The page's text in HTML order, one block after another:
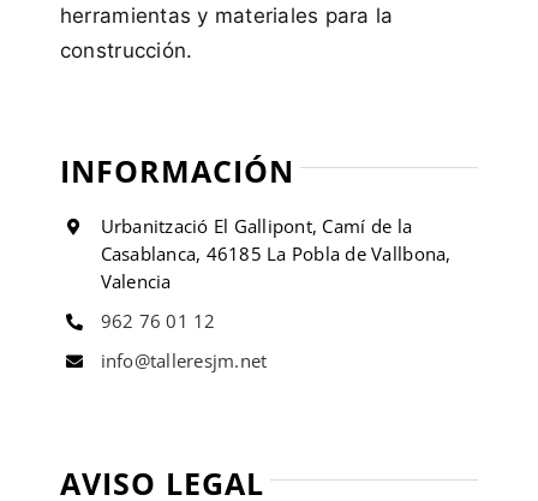
herramientas y materiales para la
construcción.
INFORMACIÓN
Urbanització El Gallipont, Camí de la
Casablanca, 46185 La Pobla de Vallbona,
Valencia
962 76 01 12
info@talleresjm.net
AVISO LEGAL